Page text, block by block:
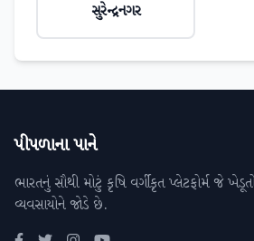
સુરેન્દ્રનગર
પીપળાના પાને
ભારતનું સૌથી મોટું કૃષિ વર્ગીકૃત પ્લેટફોર્મ જે
વ્યવસાયોને જોડે છે.